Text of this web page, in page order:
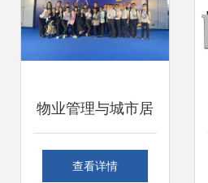
物业管理与城市居
民生活息息相关的
查看详情